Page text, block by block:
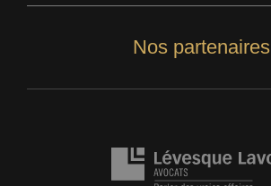
Nos partenaires